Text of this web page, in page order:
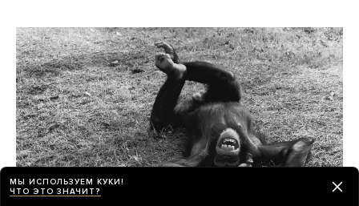
МЫ ИСПОЛЬЗУЕМ КУКИ!
ЧТО ЭТО ЗНАЧИТ?